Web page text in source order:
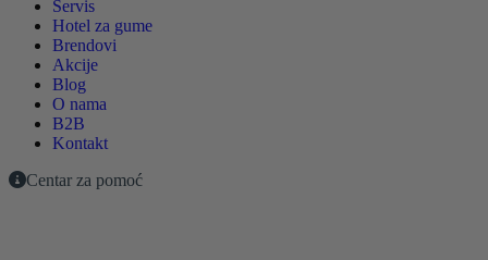
Servis
Hotel za gume
Brendovi
Akcije
Blog
O nama
B2B
Kontakt
Centar za pomoć